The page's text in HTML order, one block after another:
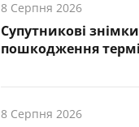
8 Серпня 2026
Супутникові
пошкодження
8 Серпня 2026